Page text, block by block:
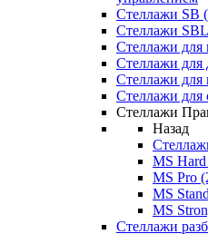
Стеллажи SB
Стеллажи
Стеллажи для
Стеллажи для
Стеллажи для
Стеллажи для
Стеллажи
Назад
MS
MS Pro
MS
MS
Стеллажи